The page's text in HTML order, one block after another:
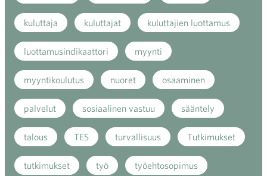
kuluttaja kuluttajat kuluttajien luottamus
luottamusindikaattori myynti
myyntikoulutus nuoret osaaminen
palvelut sosiaalinen vastuu sääntely
talous TES turvallisuus Tutkimukset
tutkimukset työ työehtosopimus